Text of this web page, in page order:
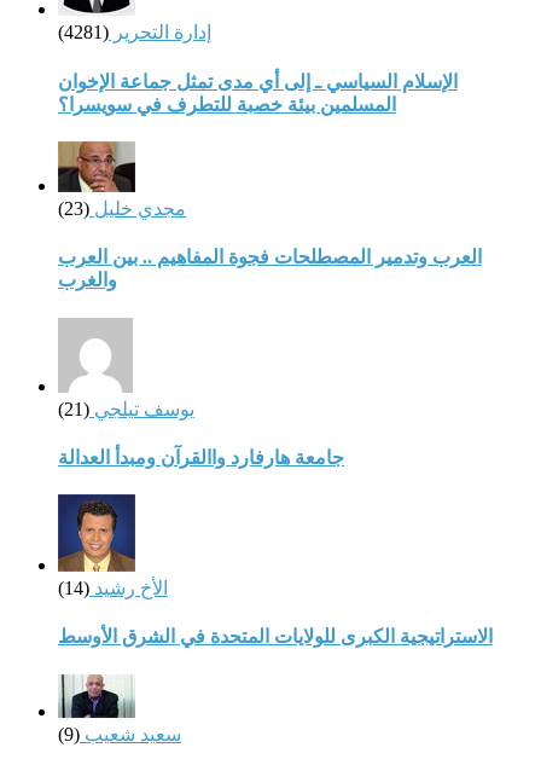
إدارة التحرير (4281)
الإسلام السياسي ـ إلى أي مدى تمثل جماعة الإخوان
المسلمين بيئة خصبة للتطرف في سويسرا؟
مجدي خليل (23)
العرب وتدمير المصطلحات فجوة المفاهيم .. بين العرب
والغرب
يوسف تيلجي (21)
جامعة هارفارد واالقرآن ومبدأ العدالة
الأخ رشيد (14)
الاستراتيجية الكبرى للولايات المتحدة في الشرق الأوسط
سعيد شعيب (9)